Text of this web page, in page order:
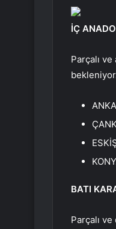
İÇ
Parçalı
BATI
Parçalı